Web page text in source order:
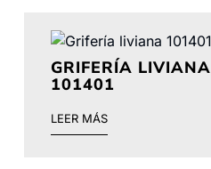
GRIFERÍA LIVIANA
101401
LEER MÁS